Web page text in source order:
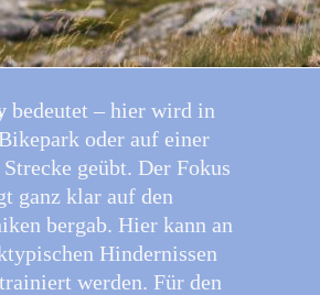
bedeutet – hier wird in
oder auf einer
geübt. Der Fokus
ganz klar auf den
bergab. Hier kann an
Hindernissen
werden. Für den